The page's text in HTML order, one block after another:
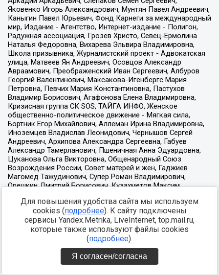
Для повышения удобства сайта мы используем
cookies (подробнее). К сайту подключены
сервисы Yandex.Metrika, LiveInternet, top.mail.ru,
которые также используют файлы cookies
(подробнее).
Я согласен/согласна